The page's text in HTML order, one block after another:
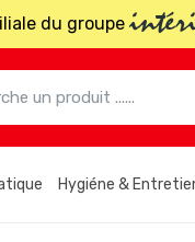
du groupe
Hygiéne &